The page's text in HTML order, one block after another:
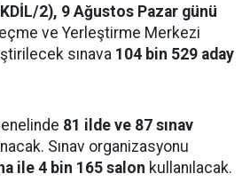
2), 9 Ağustos Pazar günü
ve Yerleştirme Merkezi
sınava 104 bin 529 aday
81 ilde ve 87 sınav
Sınav organizasyonu
ile 4 bin 165 salon kullanılacak.